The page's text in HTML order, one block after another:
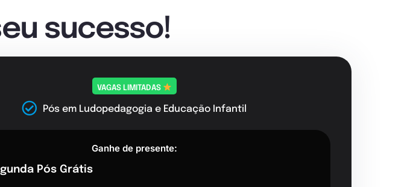
sucesso!
VAGAS LIMITADAS
Pós em Ludopedagogia e Educação Infantil
Ganhe de presente:
Pós Grátis